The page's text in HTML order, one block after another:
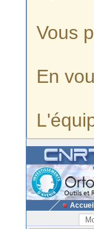
Vous
En
Accueil